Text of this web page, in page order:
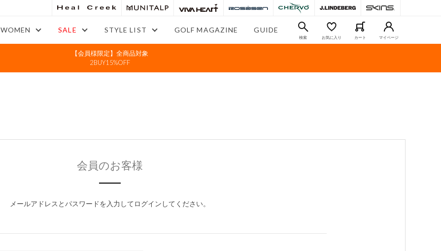
WOMEN SALE STYLE LIST GOLF MAGAZINE GUIDE
検索 お気に入り カート マイページ
【会員様限定】全商品対象
2BUY15%OFF
会員のお客様
メールアドレスとパスワードを入力してログインしてください。